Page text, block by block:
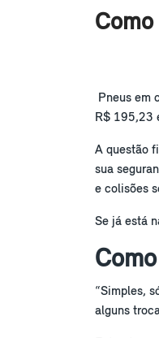
Pneus em
R$ 195,23
A questão
sua
e colisões
Se já está
“Simples,
alguns